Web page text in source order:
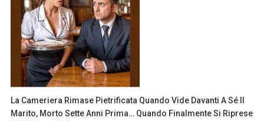
La Cameriera Rimase Pietrificata Quando Vide Davanti A Sé Il
Marito, Morto Sette Anni Prima… Quando Finalmente Si Riprese